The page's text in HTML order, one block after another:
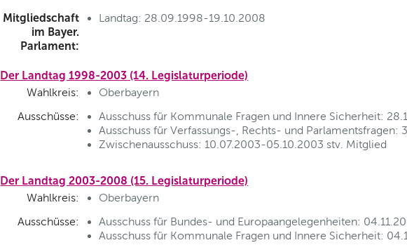
Mitgliedschaft
im Bayer.
Parlament:
Landtag: 28.09.1998-19.10.2008
Der Landtag 1998-2003 (14. Legislaturperiode)
Wahlkreis:
Oberbayern
Ausschüsse:
Ausschuss für Kommunale Fragen und Innere Sicherheit:
Ausschuss für Verfassungs-, Rechts- und Parlamentsfragen:
Zwischenausschuss: 10.07.2003-05.10.2003 stv. Mitglied
Der Landtag 2003-2008 (15. Legislaturperiode)
Wahlkreis:
Oberbayern
Ausschüsse:
Ausschuss für Bundes- und Europaangelegenheiten:
Ausschuss für Kommunale Fragen und Innere Sicherheit: